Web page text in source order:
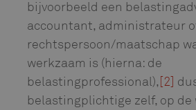
bijvoorbeeld een
accountant, administrateur
rechtspersoon/maatschap
werkzaam is (hierna: de
belastingprofessional),[2]
belastingplichtige zelf, op de